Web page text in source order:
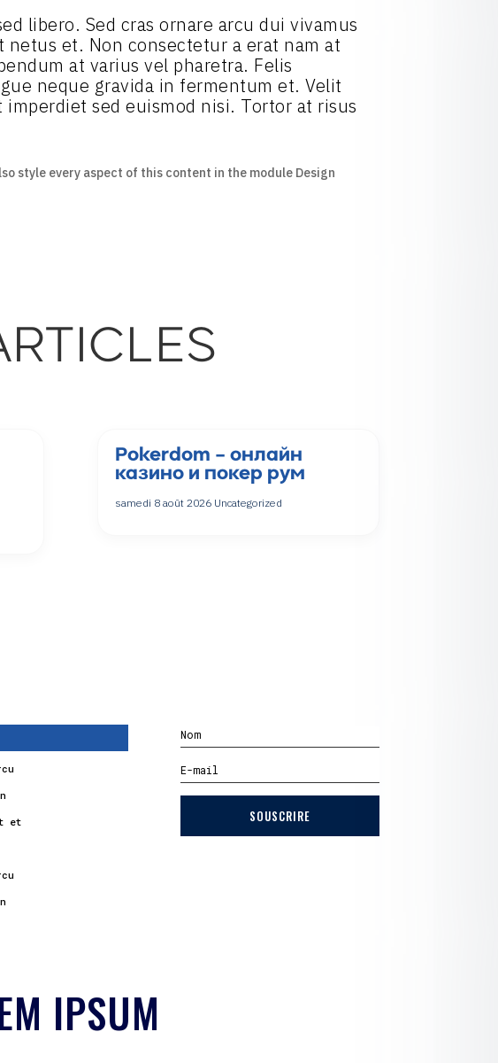
libero. Sed cras ornare arcu dui vivamus
et. Non consectetur a erat nam at
at varius vel pharetra. Felis
neque gravida in fermentum et. Velit
sed euismod nisi. Tortor at risus
style every aspect of this content in the module Design
Pokerdom – онлайн
казино и покер рум
samedi 8 août 2026 Uncategorized
et
SOUSCRIRE
IPSUM